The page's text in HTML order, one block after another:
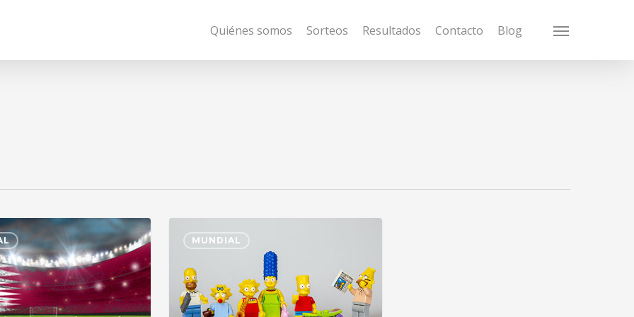
Quiénes somos Sorteos Resultados Contacto Blog Menu
MUNDIAL